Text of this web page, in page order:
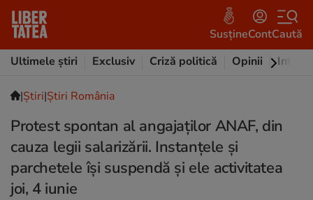
SusțineContCaută
Ultimele știri
Exclusiv Criză politică Opinii
|Ştiri|Știri România
Protest spontan al angajaților ANAF, din
cauza legii salarizării. Instanțele și
parchetele își suspendă și ele activitatea
joi, 4 iunie